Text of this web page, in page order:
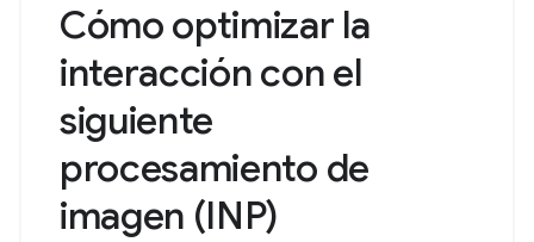
Cómo optimizar la
interacción con el
siguiente
procesamiento de
imagen (INP)